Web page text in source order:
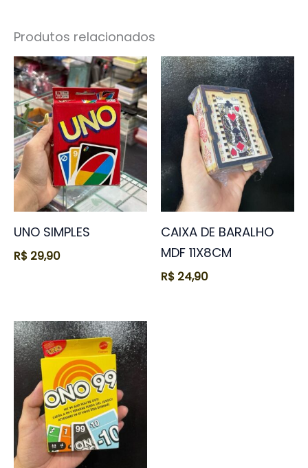
Produtos relacionados
UNO SIMPLES
R$ 29,90
CAIXA DE BARALHO
MDF 11X8CM
R$ 24,90